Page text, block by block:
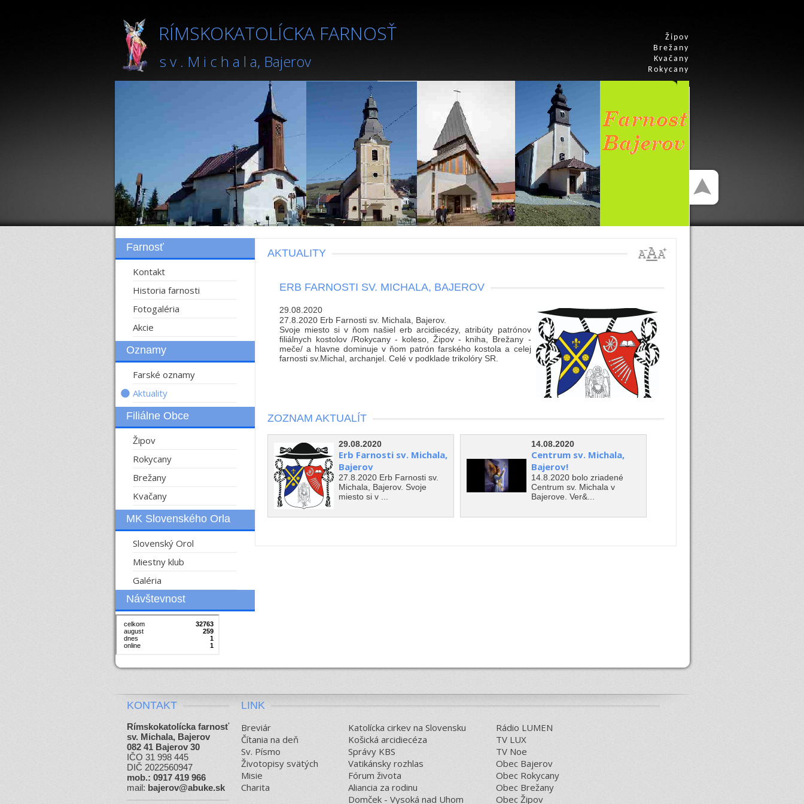
RÍMSKOKATOLÍCKA FARNOSŤ
s v . M i c h a l a, Bajerov
Žipov
Brežany
Kvačany
Rokycany
Farnosť
Kontakt
Historia farnosti
Fotogaléria
Akcie
Oznamy
Farské oznamy
Aktuality
Filiálne Obce
Žipov
Rokycany
Brežany
Kvačany
MK Slovenského Orla
Slovenský Orol
Miestny klub
Galéria
Návštevnost
AKTUALITY AAA
ERB FARNOSTI SV. MICHALA, BAJEROV
29.08.2020
27.8.2020 Erb Farnosti sv. Michala, Bajerov.
Svoje miesto si v ňom našiel erb arcidiecézy, atribúty patrónov
filiálnych kostolov /Rokycany - koleso, Žipov - kniha, Brežany -
meče/ a hlavne dominuje v ňom patrón farského kostola a celej
farnosti sv.Michal, archanjel. Celé v podklade trikolóry SR.
ZOZNAM AKTUALÍT
29.08.2020
Erb Farnosti sv. Michala,
Bajerov
27.8.2020 Erb Farnosti sv.
Michala, Bajerov. Svoje
miesto si v ...
14.08.2020
Centrum sv. Michala,
Bajerov!
14.8.2020 bolo zriadené
Centrum sv. Michala v
Bajerove. Ver&...
KONTAKT
Rímskokatolícka farnosť
sv. Michala, Bajerov
082 41 Bajerov 30
IČO 31 998 445
DIČ 2022560947
mob.: 0917 419 966
mail: bajerov@abuke.sk
LINK
Breviár
Čítania na deň
Sv. Písmo
Životopisy svätých
Misie
Charita
Katolícka cirkev na Slovensku
Košická arcidiecéza
Správy KBS
Vatikánsky rozhlas
Fórum života
Aliancia za rodinu
Domček - Vysoká nad Uhom
Rádio LUMEN
TV LUX
TV Noe
Obec Bajerov
Obec Rokycany
Obec Brežany
Obec Žipov